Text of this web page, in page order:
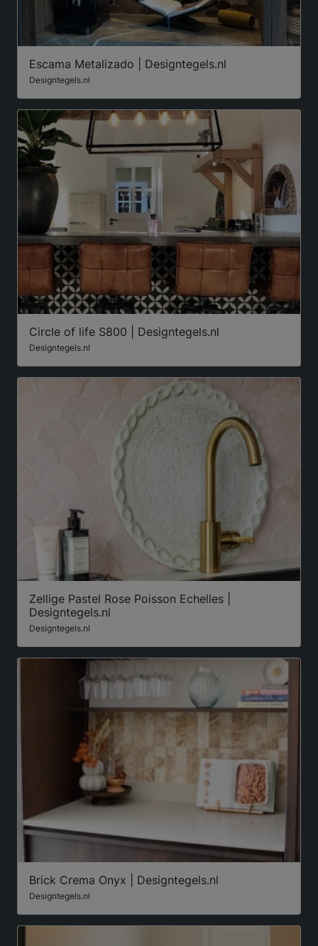
Escama Metalizado | Designtegels.nl
Designtegels.nl
Circle of life S800 | Designtegels.nl
Designtegels.nl
Zellige Pastel Rose Poisson Echelles |
Designtegels.nl
Designtegels.nl
Brick Crema Onyx | Designtegels.nl
Designtegels.nl